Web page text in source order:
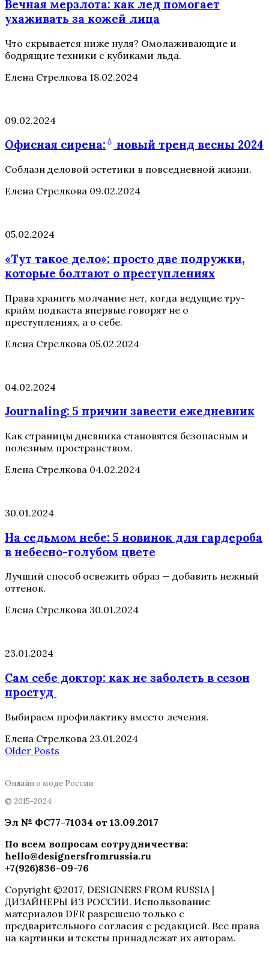
Вечная мерзлота: как лед помогает
ухаживать за кожей лица
Что скрывается ниже нуля? Омолаживающие и
бодрящие техники с кубиками льда.
Елена Стрелкова 18.02.2024
09.02.2024
Офисная сирена: 💧 новый тренд весны 2024
Соблазн деловой эстетики в повседневной жизни.
Елена Стрелкова 09.02.2024
05.02.2024
«Тут такое дело»: просто две подружки,
которые болтают о преступлениях
Права хранить молчание нет, когда ведущие тру-
крайм подкаста впервые говорят не о
преступлениях, а о себе.
Елена Стрелкова 05.02.2024
04.02.2024
Journaling: 5 причин завести ежедневник
Как страницы дневника становятся безопасным и
полезным пространством.
Елена Стрелкова 04.02.2024
30.01.2024
На седьмом небе: 5 новинок для гардероба
в небесно-голубом цвете
Лучший способ освежить образ — добавить нежный
оттенок.
Елена Стрелкова 30.01.2024
23.01.2024
Сам себе доктор: как не заболеть в сезон
простуд
Выбираем профилактику вместо лечения.
Елена Стрелкова 23.01.2024
Older Posts
Онлайн о моде России
© 2015-2024
Эл № ФC77-71034 от 13.09.2017
По всем вопросам сотрудничества:
hello@designersfromrussia.ru
+7(926)836-09-76
Copyright ©2017, DESIGNERS FROM RUSSIA |
ДИЗАЙНЕРЫ ИЗ РОССИИ. Использование
материалов DFR разрешено только с
предварительного согласия с редакцией. Все права
на картинки и тексты принадлежат их авторам.